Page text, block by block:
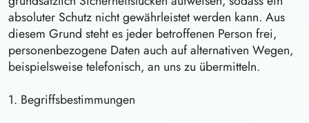
absoluter Schutz nicht gewährleistet werden kann. Aus
diesem Grund steht es jeder betroffenen Person frei,
personenbezogene Daten auch auf alternativen Wegen,
beispielsweise telefonisch, an uns zu übermitteln.
1. Begriffsbestimmungen